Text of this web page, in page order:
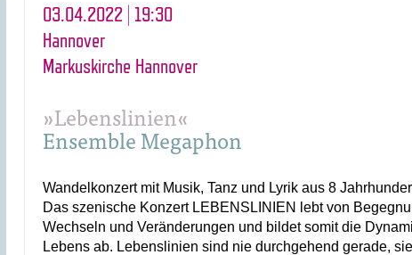
03.04.2022 | 19:30
Hannover
Markuskirche Hannover
»Lebenslinien«
Ensemble Megaphon
Wandelkonzert mit Musik, Tanz und Lyrik aus 8
Das szenische Konzert LEBENSLINIEN lebt von
Wechseln und Veränderungen und bildet somit die
Lebens ab. Lebenslinien sind nie durchgehend gerade,